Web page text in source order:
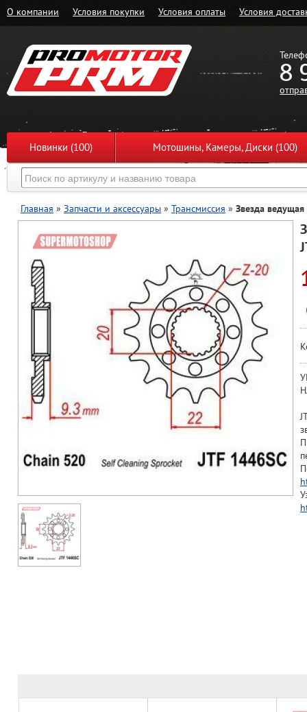
О компании Условия покупки Условия оплаты Условия
8
Новинки (100) Мотошины, Камеры, Диски (100)
Главная » Запчасти и аксессуары » Трансмиссия » Звезда